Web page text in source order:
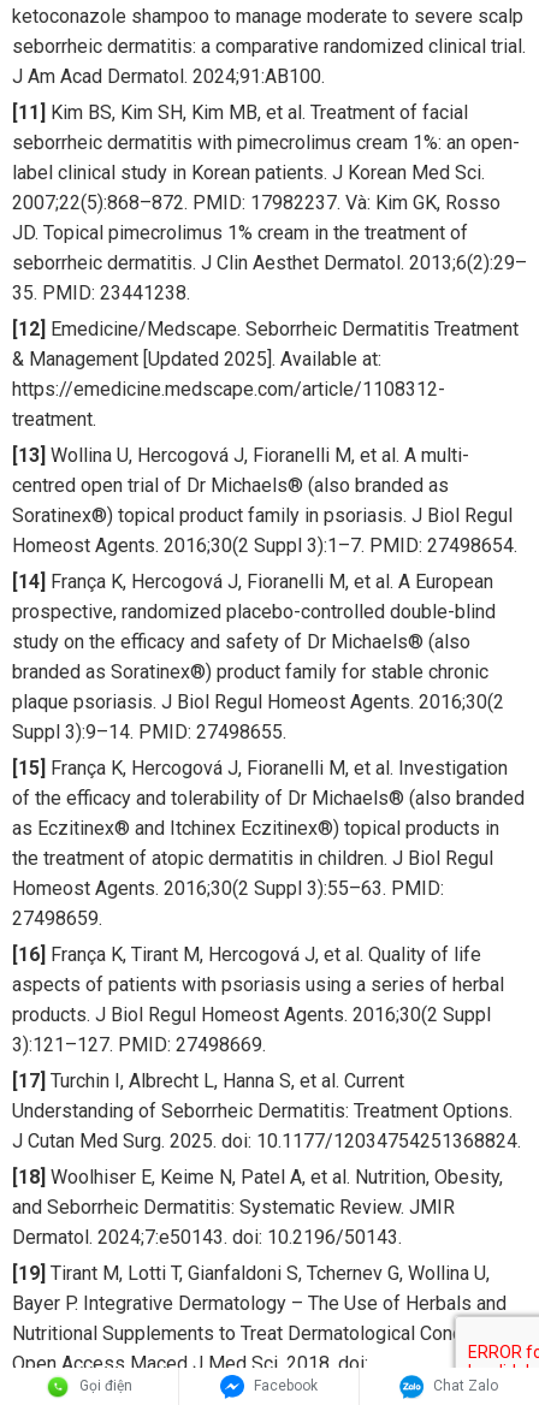
ketoconazole shampoo to manage moderate to severe scalp
seborrheic dermatitis: a comparative randomized clinical trial.
J Am Acad Dermatol. 2024;91:AB100.
[11] Kim BS, Kim SH, Kim MB, et al. Treatment of facial
seborrheic dermatitis with pimecrolimus cream 1%: an open-
label clinical study in Korean patients. J Korean Med Sci.
2007;22(5):868–872. PMID: 17982237. Và: Kim GK, Rosso
JD. Topical pimecrolimus 1% cream in the treatment of
seborrheic dermatitis. J Clin Aesthet Dermatol. 2013;6(2):29–
35. PMID: 23441238.
[12] Emedicine/Medscape. Seborrheic Dermatitis Treatment
& Management [Updated 2025]. Available at:
https://emedicine.medscape.com/article/1108312-
treatment.
[13] Wollina U, Hercogová J, Fioranelli M, et al. A multi-
centred open trial of Dr Michaels® (also branded as
Soratinex®) topical product family in psoriasis. J Biol Regul
Homeost Agents. 2016;30(2 Suppl 3):1–7. PMID: 27498654.
[14] França K, Hercogová J, Fioranelli M, et al. A European
prospective, randomized placebo-controlled double-blind
study on the efficacy and safety of Dr Michaels® (also
branded as Soratinex®) product family for stable chronic
plaque psoriasis. J Biol Regul Homeost Agents. 2016;30(2
Suppl 3):9–14. PMID: 27498655.
[15] França K, Hercogová J, Fioranelli M, et al. Investigation
of the efficacy and tolerability of Dr Michaels® (also branded
as Eczitinex® and Itchinex Eczitinex®) topical products in
the treatment of atopic dermatitis in children. J Biol Regul
Homeost Agents. 2016;30(2 Suppl 3):55–63. PMID:
27498659.
[16] França K, Tirant M, Hercogová J, et al. Quality of life
aspects of patients with psoriasis using a series of herbal
products. J Biol Regul Homeost Agents. 2016;30(2 Suppl
3):121–127. PMID: 27498669.
[17] Turchin I, Albrecht L, Hanna S, et al. Current
Understanding of Seborrheic Dermatitis: Treatment Options.
J Cutan Med Surg. 2025. doi: 10.1177/12034754251368824.
[18] Woolhiser E, Keime N, Patel A, et al. Nutrition, Obesity,
and Seborrheic Dermatitis: Systematic Review. JMIR
Dermatol. 2024;7:e50143. doi: 10.2196/50143.
[19] Tirant M, Lotti T, Gianfaldoni S, Tchernev G, Wollina U,
Bayer P. Integrative Dermatology – The Use of Herbals and
Nutritional Supplements to Treat Dermatological Conditions.
Open Access Maced J Med Sci. 2018. doi:
10.3889/oamjms.2018.136.
Gọi điện Facebook Chat Zalo